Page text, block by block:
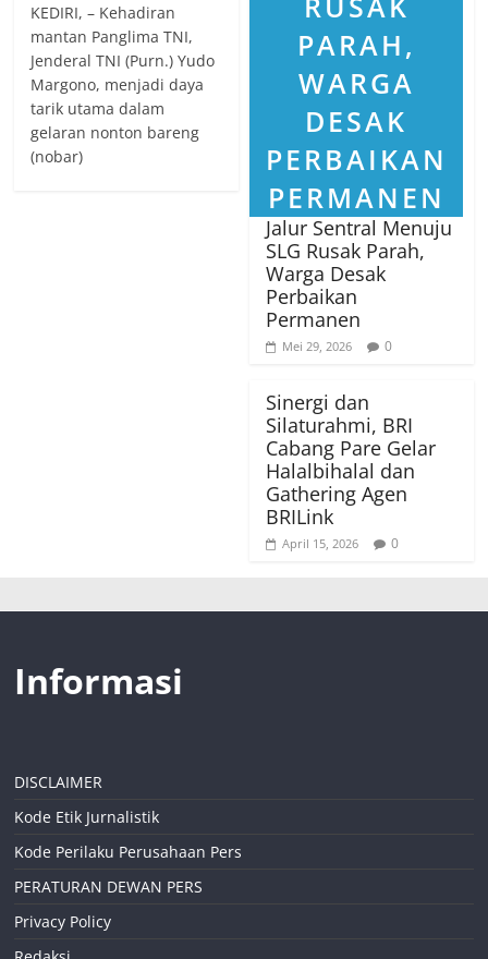
KEDIRI, – Kehadiran
mantan Panglima TNI,
Jenderal TNI (Purn.) Yudo
Margono, menjadi daya
tarik utama dalam
gelaran nonton bareng
(nobar)
Jalur Sentral Menuju
SLG Rusak Parah,
Warga Desak
Perbaikan
Permanen
Mei 29, 2026 0
Sinergi dan
Silaturahmi, BRI
Cabang Pare Gelar
Halalbihalal dan
Gathering Agen
BRILink
April 15, 2026 0
Informasi
DISCLAIMER
Kode Etik Jurnalistik
Kode Perilaku Perusahaan Pers
PERATURAN DEWAN PERS
Privacy Policy